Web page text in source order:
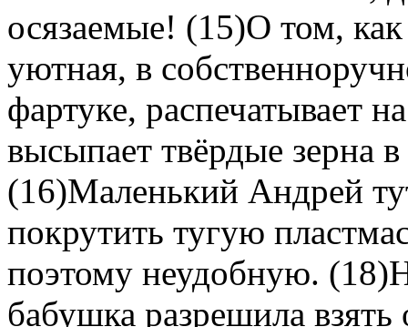
осязаемые! (15)О том,
уютная, в
фартуке, распечатывает
высыпает твёрдые зерна
(16)Маленький Андрей
покрутить тугую
поэтому неудобную.
бабушка разрешила